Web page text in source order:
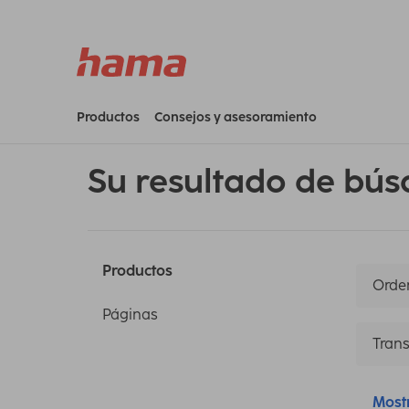
Productos Consejos y asesoramiento
Su resultado de
Productos
Páginas